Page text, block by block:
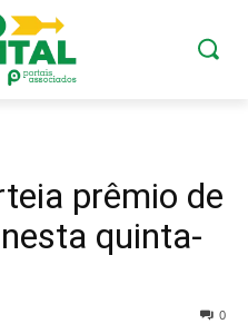
prêmio de
quinta-
0